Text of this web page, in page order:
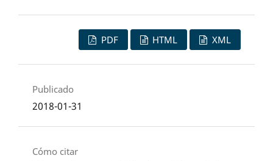
PDF HTML XML
Publicado
2018-01-31
Cómo citar